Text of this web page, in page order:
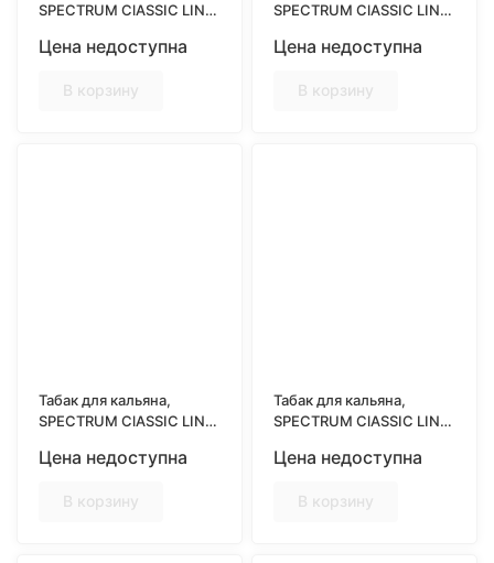
SPECTRUM ClASSIC LINE
(Лесные ягоды)
Цена недоступна
В корзину
SPECTRUM ClASSIC LINE
(Ледяная фруктовая
Цена недоступна
В корзину
Табак для кальяна,
SPECTRUM ClASSIC LINE
(Жасминовый чай)
Цена недоступна
В корзину
Табак для кальяна,
SPECTRUM ClASSIC LINE
(Тропический микс)
Цена недоступна
В корзину